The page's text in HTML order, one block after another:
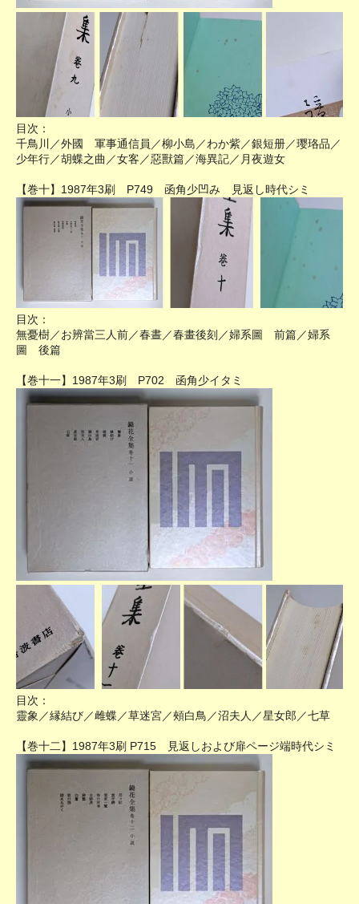
目次：
千鳥川／外國 軍事通信員／柳小島／わか紫／銀短册／璎珞品／
少年行／胡蝶之曲／女客／惡獸篇／海異記／月夜遊女
【巻十】1987年3刷 P749 函角少凹み 見返し時代シミ
目次：
無憂樹／お辨當三人前／春晝／春畫後刻／婦系圖 前篇／婦系
圖 後篇
【巻十一】1987年3刷 P702 函角少イタミ
目次：
靈象／縁結び／雌蝶／草迷宮／頰白鳥／沼夫人／星女郎／七草
【巻十二】1987年3刷 P715 見返しおよび扉ページ端時代シミ